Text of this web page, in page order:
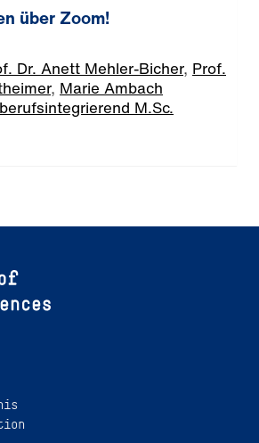
über Zoom!
Dr. Anett Mehler-Bicher, Prof.
, Marie Ambach
M.Sc.